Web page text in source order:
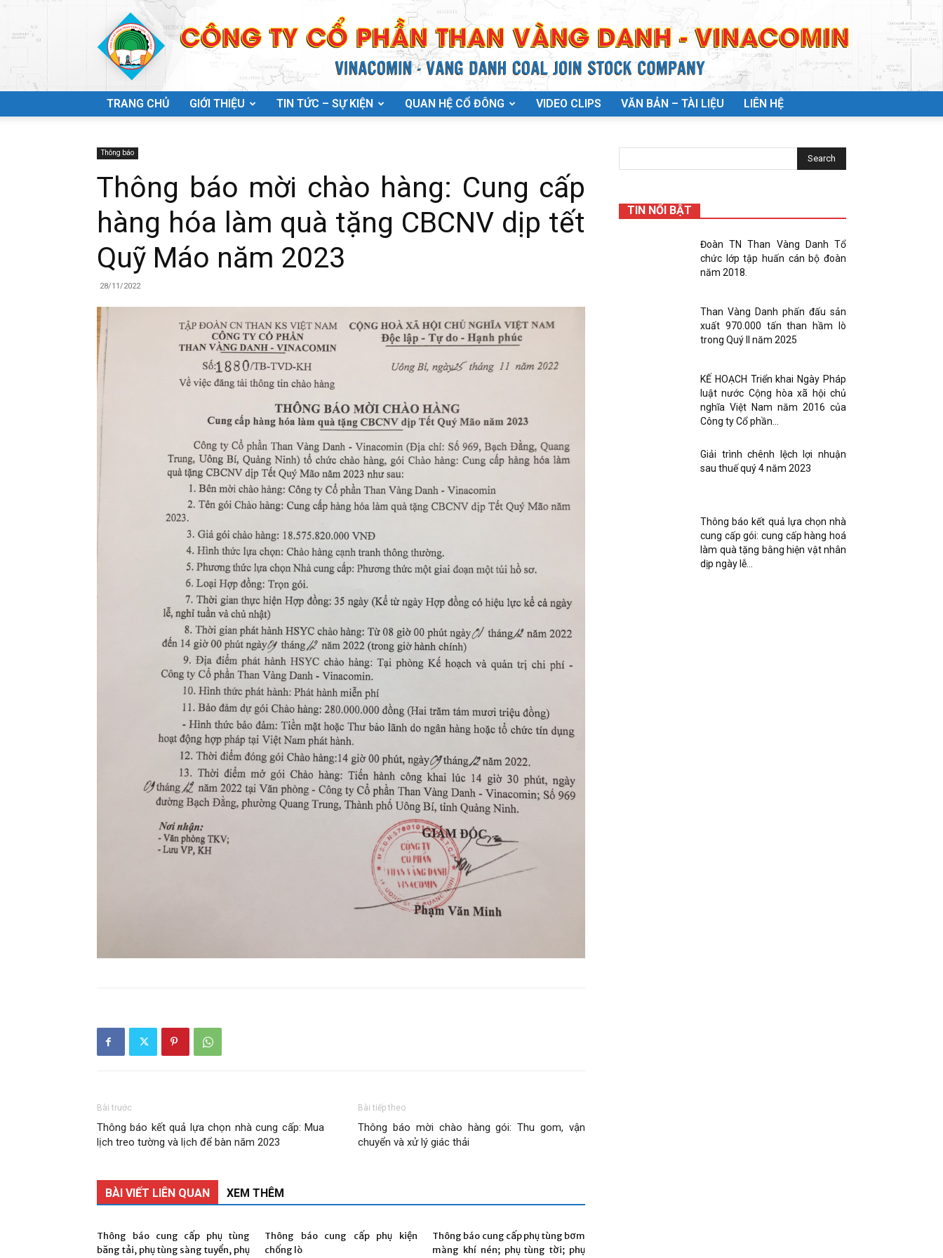
TRANG CHỦ GIỚI THIỆU TIN TỨC – SỰ KIỆN QUAN HỆ CỔ ĐÔNG VIDEO CLIPS VĂN BẢN – TÀI LIỆU LIÊN HỆ
Thông báo
Thông báo mời chào hàng: Cung cấp
hàng hóa làm quà tặng CBCNV dịp tết
Quỹ Máo năm 2023
28/11/2022
Bài trước
Thông báo kết quả lựa chọn nhà cung cấp: Mua
lịch treo tường và lịch để bàn năm 2023
Bài tiếp theo
Thông báo mời chào hàng gói: Thu gom, vận
chuyển và xử lý giác thải
BÀI VIẾT LIÊN QUAN XEM THÊM
Thông báo cung cấp phụ tùng
băng tải, phụ tùng sàng tuyển, phụ
Thông báo cung cấp phụ kiện
chống lò
Thông báo cung cấp phụ tùng bơm
màng khí nén; phụ tùng tời; phụ
TIN NỔI BẬT
Đoàn TN Than Vàng Danh Tổ
chức lớp tập huấn cán bộ đoàn
năm 2018.
Than Vàng Danh phấn đấu sản
xuất 970.000 tấn than hầm lò
trong Quý II năm 2025
KẾ HOẠCH Triển khai Ngày Pháp
luật nước Cộng hòa xã hội chủ
nghĩa Việt Nam năm 2016 của
Công ty Cổ phần...
Giải trình chênh lệch lợi nhuận
sau thuế quý 4 năm 2023
Thông báo kết quả lựa chọn nhà
cung cấp gói: cung cấp hàng hoá
làm quà tặng bằng hiện vật nhân
dịp ngày lễ...